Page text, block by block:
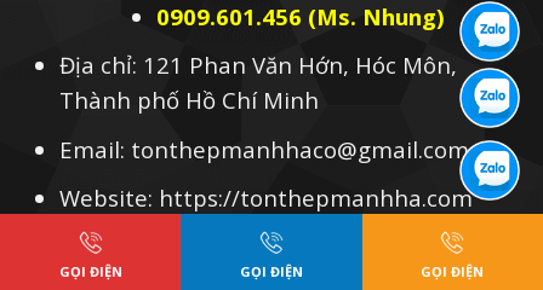
0909.601.456 (Ms. Nhung)
Địa chỉ: 121 Phan Văn Hớn, Hóc Môn,
Thành phố Hồ Chí Minh
Email: tonthepmanhhaco@gmail.com
Website: https://tonthepmanhha.com
GỌI ĐIỆN GỌI ĐIỆN GỌI ĐIỆN